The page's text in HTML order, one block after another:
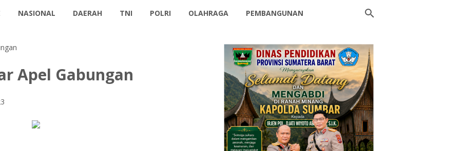
NASIONAL DAERAH TNI POLRI OLAHRAGA PEMBANGUNAN
Apel Gabungan